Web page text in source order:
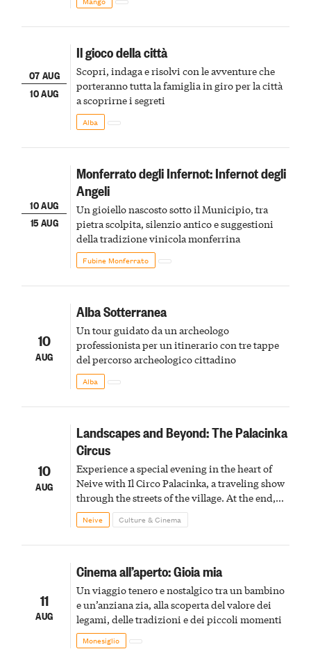
07 AUG
10 AUG
Il gioco della città
Scopri, indaga e risolvi con le avventure che
porteranno tutta la famiglia in giro per la città
a scoprirne i segreti
Alba
10 AUG
15 AUG
Monferrato degli Infernot: Infernot degli
Angeli
Un gioiello nascosto sotto il Municipio, tra
pietra scolpita, silenzio antico e suggestioni
della tradizione vinicola monferrina
Fubine Monferrato
10
AUG
Alba Sotterranea
Un tour guidato da un archeologo
professionista per un itinerario con tre tappe
del percorso archeologico cittadino
Alba
10
AUG
Landscapes and Beyond: The Palacinka
Circus
Experience a special evening in the heart of
Neive with Il Circo Palacinka, a traveling show
through the streets of the village. At the end,
Cascina Fonda Winery will offer a tasting of
two sparkling wines.
Neive Culture & Cinema
11
AUG
Cinema all’aperto: Gioia mia
Un viaggio tenero e nostalgico tra un bambino
e un’anziana zia, alla scoperta del valore dei
legami, delle tradizioni e dei piccoli momenti
Monesiglio